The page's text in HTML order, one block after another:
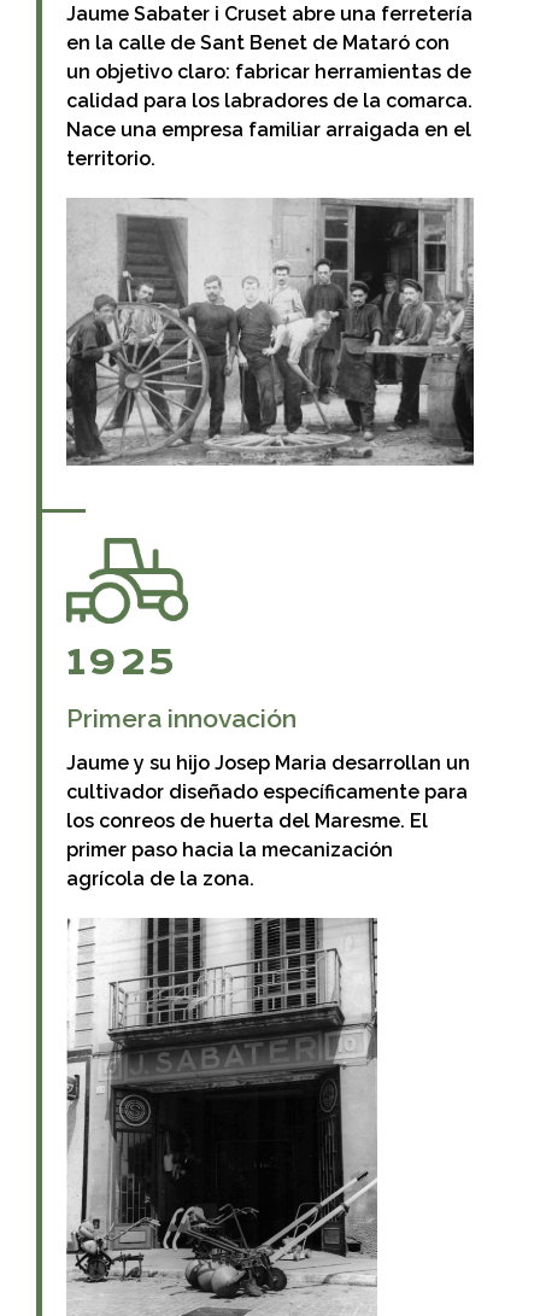
Jaume Sabater i Cruset abre una ferretería
en la calle de Sant Benet de Mataró con
un objetivo claro: fabricar herramientas de
calidad para los labradores de la comarca.
Nace una empresa familiar arraigada en el
territorio.
1925
Primera innovación
Jaume y su hijo Josep Maria desarrollan un
cultivador diseñado específicamente para
los conreos de huerta del Maresme. El
primer paso hacia la mecanización
agrícola de la zona.